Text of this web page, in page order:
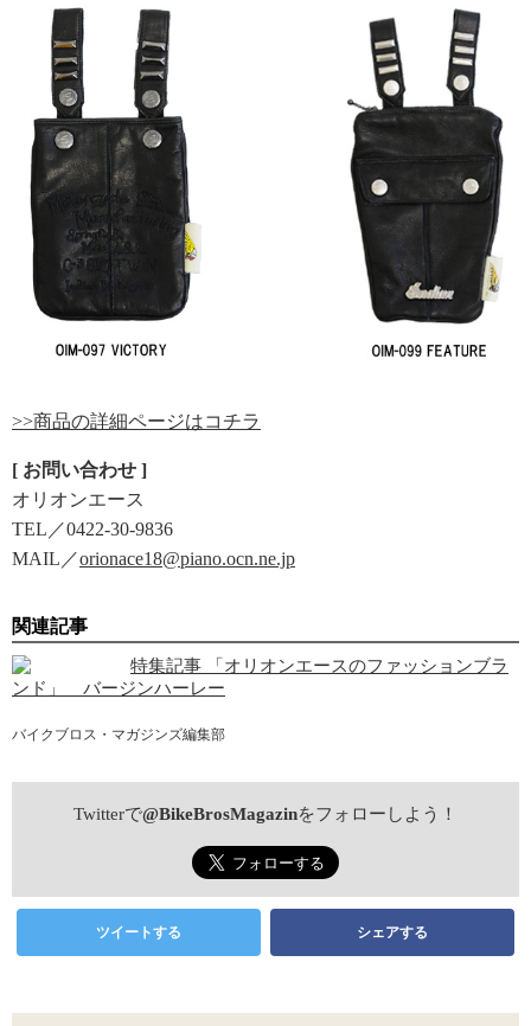
>>商品の詳細ページはコチラ
[ お問い合わせ ]
オリオンエース
TEL／0422-30-9836
MAIL／orionace18@piano.ocn.ne.jp
関連記事
特集記事 「オリオンエースのファッションブラ
ンド」 バージンハーレー
バイクブロス・マガジンズ編集部
Twitterで@BikeBrosMagazinをフォローしよう！
ツイートする シェアする